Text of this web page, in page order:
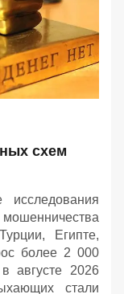
схем
исследования
Египте,
более 2 000
августе 2026
стали